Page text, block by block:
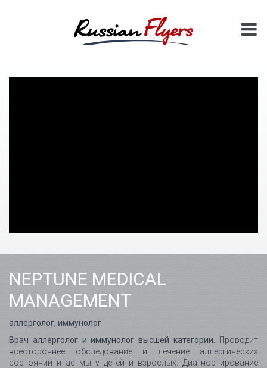
NEPTUNE MEDICAL
MANAGEMENT
аллерголог, иммунолог
Врач аллерголог и иммунолог высшей категории.
Проводит
всестороннее обследование и лечение аллергических
состояний и астмы у детей и взрослых. Диагностирование